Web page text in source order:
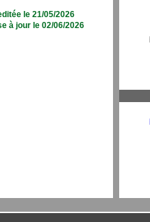
le 21/05/2026
à jour le 02/06/2026